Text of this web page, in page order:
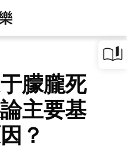
朦朧死
主要基
？